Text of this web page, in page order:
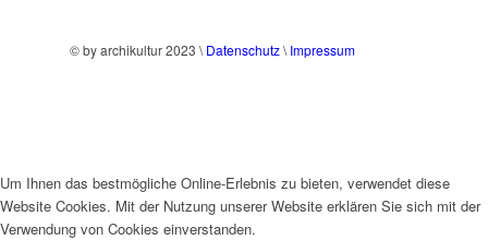
© by archikultur 2023 \ Datenschutz\ Impressum
Um Ihnen das bestmögliche Online-Erlebnis zu bieten, verwendet diese
Website Cookies. Mit der Nutzung unserer Website erklären Sie sich mit der
Verwendung von Cookies einverstanden.